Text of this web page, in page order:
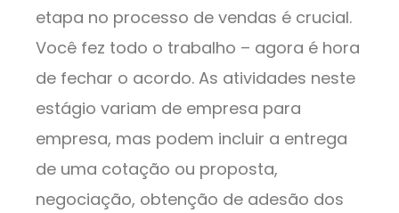
etapa no processo de vendas é crucial.
Você fez todo o trabalho – agora é hora
de fechar o acordo. As atividades neste
estágio variam de empresa para
empresa, mas podem incluir a entrega
de uma cotação ou proposta,
negociação, obtenção de adesão dos